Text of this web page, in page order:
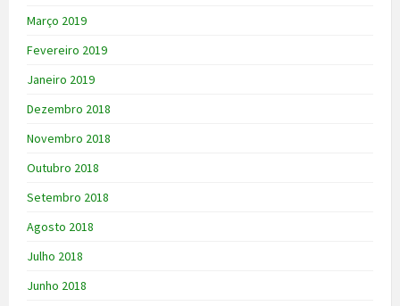
Março 2019
Fevereiro 2019
Janeiro 2019
Dezembro 2018
Novembro 2018
Outubro 2018
Setembro 2018
Agosto 2018
Julho 2018
Junho 2018